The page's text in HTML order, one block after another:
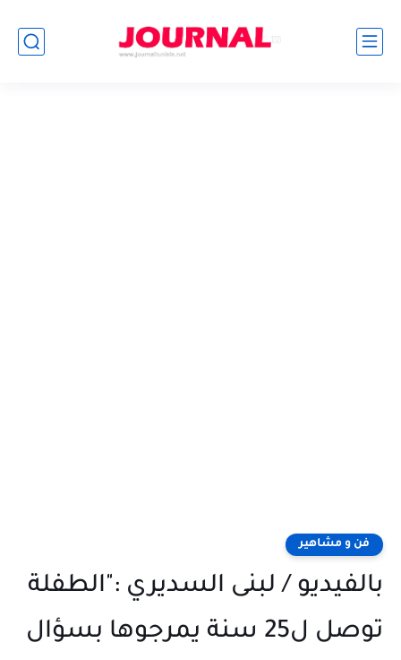
فن و مشاهير
بالفيديو / لبنى السديري :"الطفلة
توصل ل25 سنة يمرجوها بسؤال